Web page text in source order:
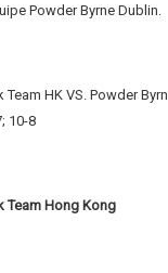
Powder Byrne Dublin.
HK VS. Powder
10-8
Team Hong Kong